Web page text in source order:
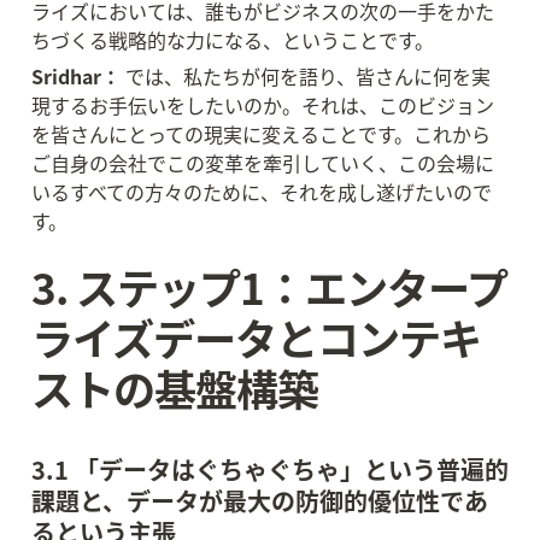
ライズにおいては、誰もがビジネスの次の一手をかた
ちづくる戦略的な力になる、ということです。
Sridhar： では、私たちが何を語り、皆さんに何を実
現するお手伝いをしたいのか。それは、このビジョン
を皆さんにとっての現実に変えることです。これから
ご自身の会社でこの変革を牽引していく、この会場に
いるすべての方々のために、それを成し遂げたいので
す。
3. ステップ1：エンタープ
ライズデータとコンテキ
ストの基盤構築
3.1 「データはぐちゃぐちゃ」という普遍的
課題と、データが最大の防御的優位性であ
るという主張